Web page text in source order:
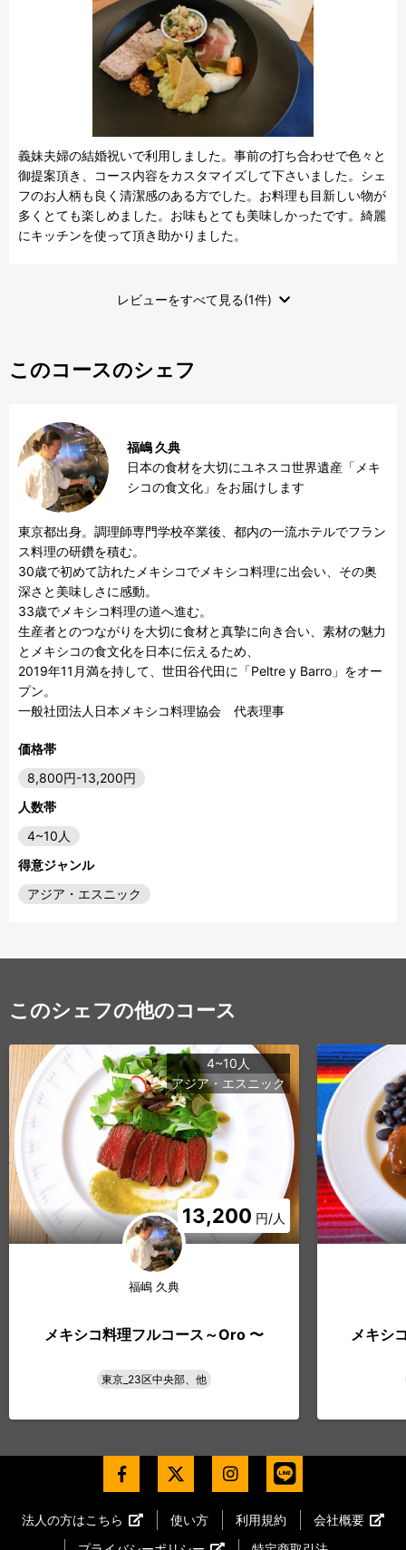
義妹夫婦の結婚祝いで利用しました。事前の打ち合わせで色々と
御提案頂き、コース内容をカスタマイズして下さいました。シェ
フのお人柄も良く清潔感のある方でした。お料理も目新しい物が
多くとても楽しめました。お味もとても美味しかったです。綺麗
にキッチンを使って頂き助かりました。
レビューをすべて見る(1件)
このコースのシェフ
福嶋 久典
日本の食材を大切にユネスコ世界遺産「メキ
シコの食文化」をお届けします
東京都出身。調理師専門学校卒業後、都内の一流ホテルでフラン
ス料理の研鑽を積む。
30歳で初めて訪れたメキシコでメキシコ料理に出会い、その奥
深さと美味しさに感動。
33歳でメキシコ料理の道へ進む。
生産者とのつながりを大切に食材と真摯に向き合い、素材の魅力
とメキシコの食文化を日本に伝えるため、
2019年11月満を持して、世田谷代田に「Peltre y Barro」をオー
プン。
一般社団法人日本メキシコ料理協会　代表理事
価格帯
8,800円-13,200円
人数帯
4~10人
得意ジャンル
アジア・エスニック
このシェフの他のコース
13,200 円/人
4~10人
アジア・エスニック
福嶋 久典
メキシコ料理フルコース～Oro 〜
東京_23区中央部、他
メキシ
法人の方はこちら 使い方 利用規約
会社概要